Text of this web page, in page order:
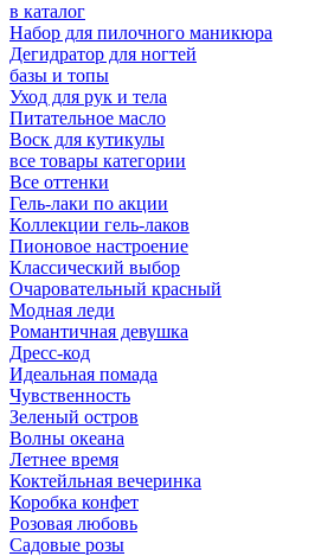
в каталог
Набор для пилочного маникюра
Дегидратор для ногтей
базы и топы
Уход для рук и тела
Питательное масло
Воск для кутикулы
все товары категории
Все оттенки
Гель-лаки по акции
Коллекции гель-лаков
Пионовое настроение
Классический выбор
Очаровательный красный
Модная леди
Романтичная девушка
Дресс-код
Идеальная помада
Чувственность
Зеленый остров
Волны океана
Летнее время
Коктейльная вечеринка
Коробка конфет
Розовая любовь
Садовые розы